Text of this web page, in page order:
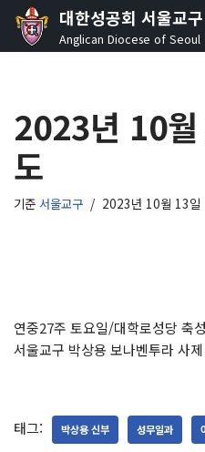
콘
로
건
너
뛰
기
대한성공회 서울교구
Anglican Diocese of Seoul
2023년 10
도
기준 서울교구 2023년 10월 13일
연중27주 토요일/대학로성당 축
서울교구 박상용 보나벤투라 사
태그: 박상용 신부 성무일과